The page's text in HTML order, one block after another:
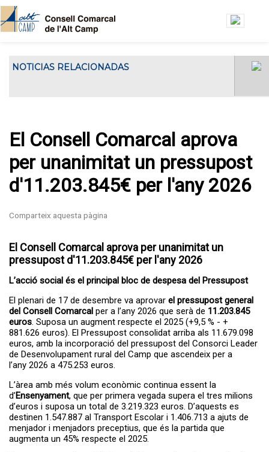
NOTICIAS RELACIONADAS
Comarcal
Servei de transport escolar
tarifat curs 2026-2027
A partir del dia 27 de juliol s'obrirà el...
El TROS FEST reuneix prop
La primera edició del TROS FEST –
Festival...
El Consell Comarcal aprova
per unanimitat un pressupost
d'11.203.845€ per l'any 2026
El Consell Comarcal aprova per unanimitat un
pressupost d'11.203.845€ per l'any 2026
L’acció social és el principal bloc de despesa del Pressupost
El plenari de 17 de desembre va aprovar el pressupost general
del Consell Comarcal per a l’any 2026 que serà de 11.203.845
euros. Suposa un augment respecte el 2025 (+9,5 % - +
881.626 euros). El Pressupost consolidat arriba als 11.679.098
euros, amb la incorporació del pressupost del Consorci Leader
de Desenvolupament rural del Camp que ascendeix per a
l’any 2026 a 475.253 euros.
L’àrea amb més volum econòmic continua essent la
d’Ensenyament, que per primera vegada supera el tres milions
d’euros i suposa un total de 3.219.323 euros. D’aquests es
destinen 1.547.887 al Transport Escolar i 1.406.713 a ajuts de
menjador i menjadors preceptius, que és la partida que
augmenta un 45% respecte el 2025.